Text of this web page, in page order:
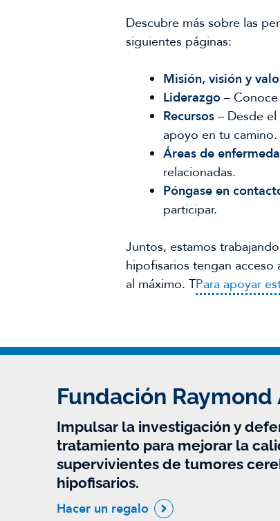
Descubre más sobre las
siguientes páginas:
Misión, visión y
Liderazgo –
Recursos – Desde
apoyo en tu camino.
Áreas de
relacionadas.
Póngase en
participar.
Juntos, estamos
hipofisarios tengan
al máximo. TPara apoyar
Fundación Raymond
Impulsar la investigación y
tratamiento para mejorar la
supervivientes de tumores
hipofisarios.
Hacer un regalo